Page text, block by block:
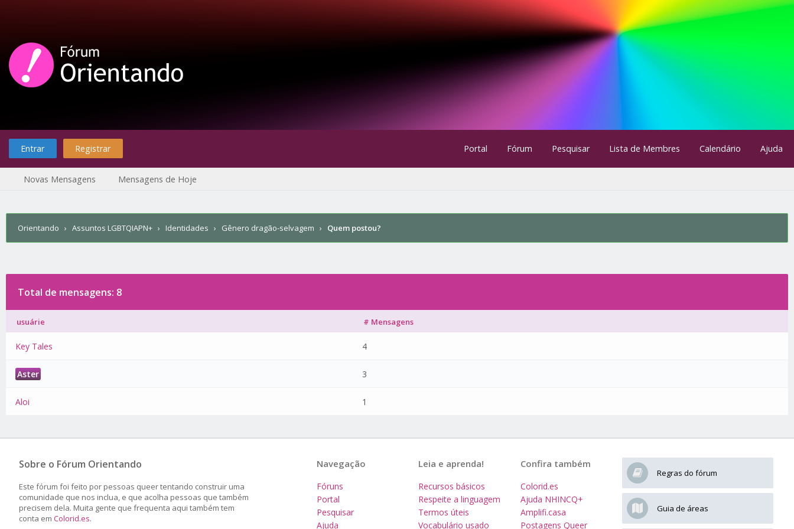
Entrar Registrar Portal Fórum Pesquisar Lista de Membres Calendário Ajuda
Novas Mensagens Mensagens de Hoje
Orientando › Assuntos LGBTQIAPN+ › Identidades › Gênero dragão-selvagem › Quem postou?
Total de mensagens: 8
usuárie # Mensagens
Key Tales 4
Aster 3
Aloi 1
Sobre o Fórum Orientando
Este fórum foi feito por pessoas queer tentando construir uma
comunidade que nos inclua, e que acolha pessoas que também
precisem dela. Muita gente que frequenta aqui também tem
conta em Colorid.es.
Regras do fórum
Guia de áreas
Confira também
Colorid.es
Ajuda NHINCQ+
Amplifi.casa
Postagens Queer
Leia e aprenda!
Recursos básicos
Respeite a linguagem
Termos úteis
Vocabulário usado
Navegação
Fóruns
Portal
Pesquisar
Ajuda